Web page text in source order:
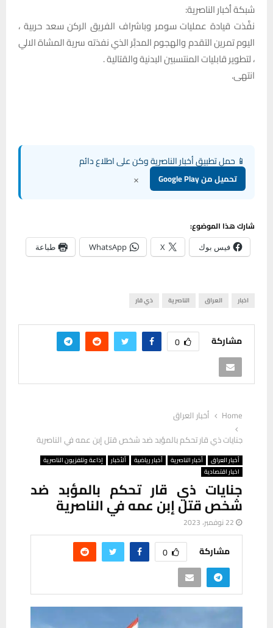
شبكة أخبار الناصرية:
نفَّذت قيادة عمليات سومر وباشراف الفريق الركن سعد حربية ،
اليوم تمرين التقدم والهجوم المدبَّر الذي نفذته سرية المشاة الالي
، لتطوير قابليات المنتسبين البدنية والقتالية .
انتهى.
📱 حمل تطبيق أخبار الناصرية وكن على اطلاع دائم
تحميل من Google Play ×
شارك هذا الموضوع:
فيس بوك X
WhatsApp طباعة
اخبار العراق الناصرية ذي قار
مشاركة 0
Home
أخبار العراق
جنايات ذي قار تحكم بالمؤبد ضد شخص قتل إبن عمه في الناصرية
أخبار العراق أخبار الناصرية أخبار رياضية ألأخبار
إذاعة وتلفزيون الناصرية
اخبار اقتصادية
جنايات ذي قار تحكم بالمؤبد ضد
شخص قتل إبن عمه في الناصرية
22 نوفمبر، 2023
مشاركة 0